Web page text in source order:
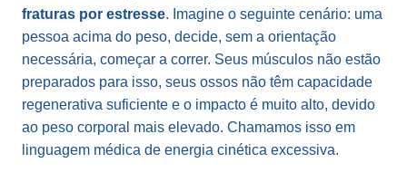
fraturas por estresse. Imagine o seguinte cenário: uma
pessoa acima do peso, decide, sem a orientação
necessária, começar a correr. Seus músculos não estão
preparados para isso, seus ossos não têm capacidade
regenerativa suficiente e o impacto é muito alto, devido
ao peso corporal mais elevado. Chamamos isso em
linguagem médica de energia cinética excessiva.